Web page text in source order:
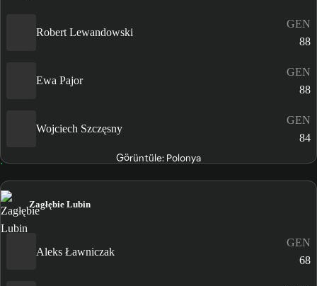
Robert Lewandowski
GEN
88
Ewa Pajor
GEN
88
Wojciech Szczęsny
GEN
84
Görüntüle: Polonya
Zagłębie Lubin
Aleks Ławniczak
GEN
68